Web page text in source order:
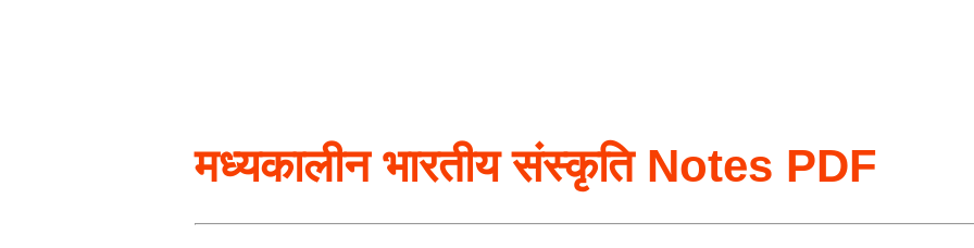
मध्यकालीन भारतीय संस्कृति Notes PDF